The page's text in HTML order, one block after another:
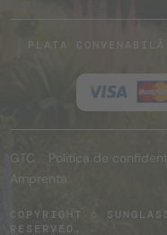
PLATA
GTC Politica de
Amprenta
COPYRIGHT ©
RESERVED.